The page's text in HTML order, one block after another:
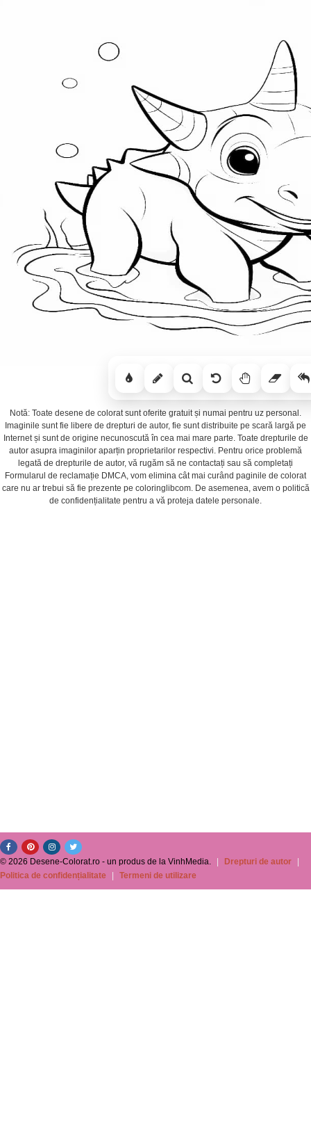
Notă: Toate desene de colorat sunt oferite gratuit și numai pentru uz personal.
Imaginile sunt fie libere de drepturi de autor, fie sunt distribuite pe scară largă pe
Internet și sunt de origine necunoscută în cea mai mare parte. Toate drepturile de
autor asupra imaginilor aparțin proprietarilor respectivi. Pentru orice problemă
legată de drepturile de autor, vă rugăm să ne contactați sau să completați
Formularul de reclamație DMCA, vom elimina cât mai curând paginile de colorat
care nu ar trebui să fie prezente pe coloringlibcom. De asemenea, avem o politică
de confidențialitate pentru a vă proteja datele personale.
© 2026 Desene-Colorat.ro - un produs de la VinhMedia. Drepturi de autor
Politica de confidențialitate
Termeni de utilizare